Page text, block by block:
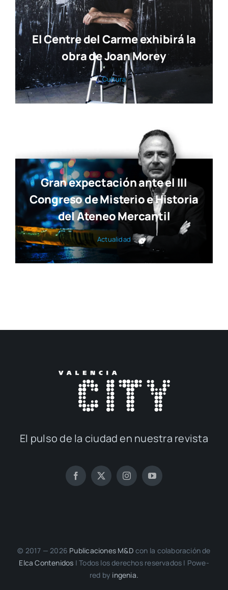
El Centre del Carme exhibirá la
obra de Joan Morey
Cul­tu­ra
Gran expectación ante el III
Congreso de Misterio e Historia
del Ateneo Mercantil
Actua­li­dad
El pul­so de la ciu­dad en nues­tra revis­ta
© 2017 — 2026 Publi­ca­cio­nes M&D con la cola­bo­ra­ción de
Elca Con­te­ni­dos | Todos los dere­chos reser­va­dos | Powe­
red by inge­nia.